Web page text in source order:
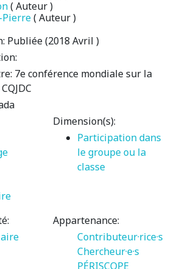
( Auteur )
Pierre( Auteur )
Publiée (2018 Avril )
7e conférence mondiale sur la
Dimension(s):
Participation dans
le groupe ou la
classe
Appartenance:
Contributeur·rice·s
Chercheur·e·s
PÉRISCOPE